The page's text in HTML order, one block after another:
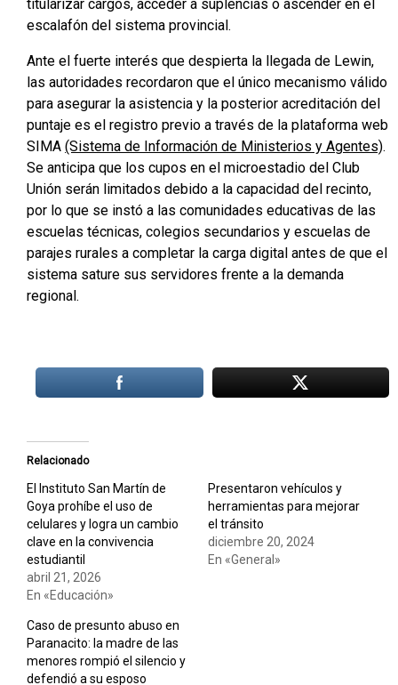
titularizar cargos, acceder a suplencias o ascender en el
escalafón del sistema provincial.
Ante el fuerte interés que despierta la llegada de Lewin,
las autoridades recordaron que el único mecanismo válido
para asegurar la asistencia y la posterior acreditación del
puntaje es el registro previo a través de la plataforma web
SIMA (Sistema de Información de Ministerios y Agentes).
Se anticipa que los cupos en el microestadio del Club
Unión serán limitados debido a la capacidad del recinto,
por lo que se instó a las comunidades educativas de las
escuelas técnicas, colegios secundarios y escuelas de
parajes rurales a completar la carga digital antes de que el
sistema sature sus servidores frente a la demanda
regional.
Relacionado
El Instituto San Martín de
Goya prohíbe el uso de
celulares y logra un cambio
clave en la convivencia
estudiantil
abril 21, 2026
En «Educación»
Presentaron vehículos y
herramientas para mejorar
el tránsito
diciembre 20, 2024
En «General»
Caso de presunto abuso en
Paranacito: la madre de las
menores rompió el silencio y
defendió a su esposo